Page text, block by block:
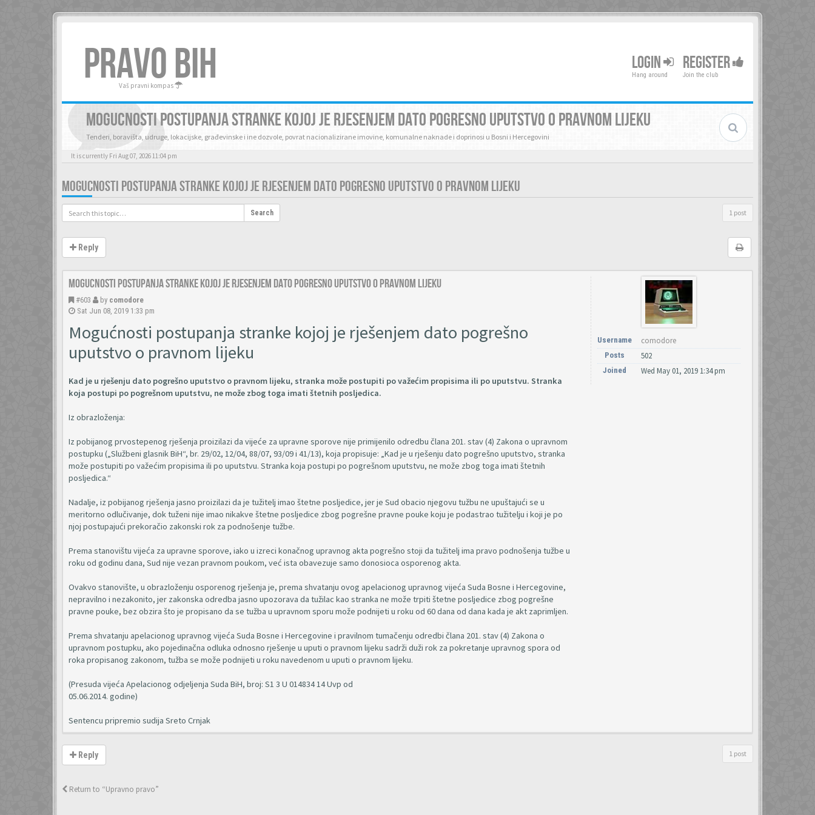
PRAVO BIH
Vaš pravni kompas
LOGIN
Hang around
REGISTER
Join the club
MOGUCNOSTI POSTUPANJA STRANKE KOJOJ JE RJESENJEM DATO POGRESNO UPUTSTVO O PRAVNOM LIJEKU
Tenderi, boravišta, udruge, lokacijske, građevinske i ine dozvole, povrat nacionalizirane imovine, komunalne naknade i doprinosi u Bosni i Hercegovini
It is currently Fri Aug 07, 2026 11:04 pm
MOGUCNOSTI POSTUPANJA STRANKE KOJOJ JE RJESENJEM DATO POGRESNO UPUTSTVO O PRAVNOM LIJEKU
Search 1 post
Reply
Mogucnosti postupanja stranke kojoj je rjesenjem dato pogresno uputstvo o pravnom lijeku
#603 by comodore
Sat Jun 08, 2019 1:33 pm
Mogućnosti postupanja stranke kojoj je rješenjem dato pogrešno
uputstvo o pravnom lijeku
Kad je u rješenju dato pogrešno uputstvo o pravnom lijeku, stranka može postupiti po važećim propisima ili po uputstvu. Stranka
koja postupi po pogrešnom uputstvu, ne može zbog toga imati štetnih posljedica.
Iz obrazloženja:
Iz pobijanog prvostepenog rješenja proizilazi da vijeće za upravne sporove nije primijenilo odredbu člana 201. stav (4) Zakona o upravnom
postupku („Službeni glasnik BiH“, br. 29/02, 12/04, 88/07, 93/09 i 41/13), koja propisuje: „Kad je u rješenju dato pogrešno uputstvo, stranka
može postupiti po važećim propisima ili po uputstvu. Stranka koja postupi po pogrešnom uputstvu, ne može zbog toga imati štetnih
posljedica.“
Nadalje, iz pobijanog rješenja jasno proizilazi da je tužitelj imao štetne posljedice, jer je Sud obacio njegovu tužbu ne upuštajući se u
meritorno odlučivanje, dok tuženi nije imao nikakve štetne posljedice zbog pogrešne pravne pouke koju je podastrao tužitelju i koji je po
njoj postupajući prekoračio zakonski rok za podnošenje tužbe.
Prema stanovištu vijeća za upravne sporove, iako u izreci konačnog upravnog akta pogrešno stoji da tužitelj ima pravo podnošenja tužbe u
roku od godinu dana, Sud nije vezan pravnom poukom, već ista obavezuje samo donosioca osporenog akta.
Ovakvo stanovište, u obrazloženju osporenog rješenja je, prema shvatanju ovog apelacionog upravnog vijeća Suda Bosne i Hercegovine,
nepravilno i nezakonito, jer zakonska odredba jasno upozorava da tužilac kao stranka ne može trpiti štetne posljedice zbog pogrešne
pravne pouke, bez obzira što je propisano da se tužba u upravnom sporu može podnijeti u roku od 60 dana od dana kada je akt zaprimljen.
Prema shvatanju apelacionog upravnog vijeća Suda Bosne i Hercegovine i pravilnom tumačenju odredbi člana 201. stav (4) Zakona o
upravnom postupku, ako pojedinačna odluka odnosno rješenje u uputi o pravnom lijeku sadrži duži rok za pokretanje upravnog spora od
roka propisanog zakonom, tužba se može podnijeti u roku navedenom u uputi o pravnom lijeku.
(Presuda vijeća Apelacionog odjeljenja Suda BiH, broj: S1 3 U 014834 14 Uvp od
05.06.2014. godine)
Sentencu pripremio sudija Sreto Crnjak
Username comodore
Posts 502
Joined Wed May 01, 2019 1:34 pm
Reply 1 post
Return to “Upravno pravo”